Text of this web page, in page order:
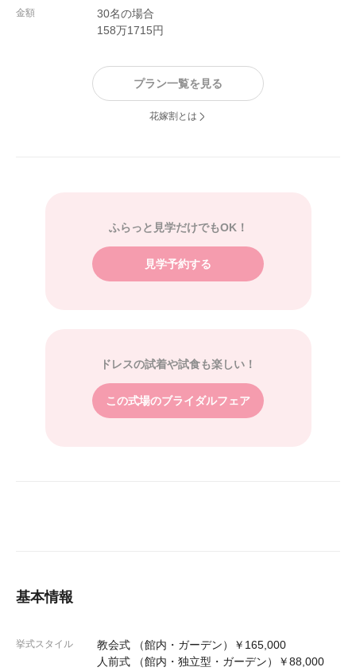
ラックスして楽しむことができました。
て本当によかったです！
金額
30名の場合
158万1715円
プラン一覧を見る
花嫁割とは
ふらっと見学だけでもOK！
見学予約する
ドレスの試着や試食も楽しい！
この式場のブライダルフェア
基本情報
挙式スタイル
教会式 （館内・ガーデン）￥165,000
人前式 （館内・独立型・ガーデン）￥88,000